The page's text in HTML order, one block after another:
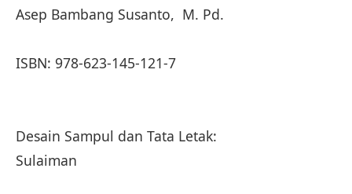
Asep Bambang Susanto, M. Pd.
ISBN: 978-623-145-121-7
Desain Sampul dan Tata Letak:
Sulaiman